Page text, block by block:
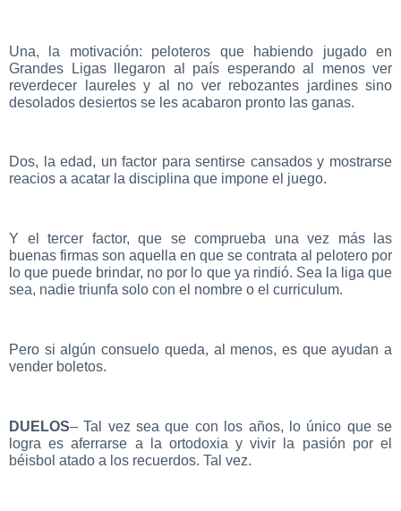
Una, la motivación: peloteros que habiendo jugado en
Grandes Ligas llegaron al país esperando al menos ver
reverdecer laureles y al no ver rebozantes jardines sino
desolados desiertos se les acabaron pronto las ganas.
Dos, la edad, un factor para sentirse cansados y mostrarse
reacios a acatar la disciplina que impone el juego.
Y el tercer factor, que se comprueba una vez más las
buenas firmas son aquella en que se contrata al pelotero por
lo que puede brindar, no por lo que ya rindió. Sea la liga que
sea, nadie triunfa solo con el nombre o el curriculum.
Pero si algún consuelo queda, al menos, es que ayudan a
vender boletos.
DUELOS– Tal vez sea que con los años, lo único que se
logra es aferrarse a la ortodoxia y vivir la pasión por el
béisbol atado a los recuerdos. Tal vez.